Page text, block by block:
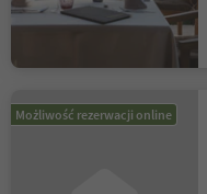
Możliwość rezerwacji online